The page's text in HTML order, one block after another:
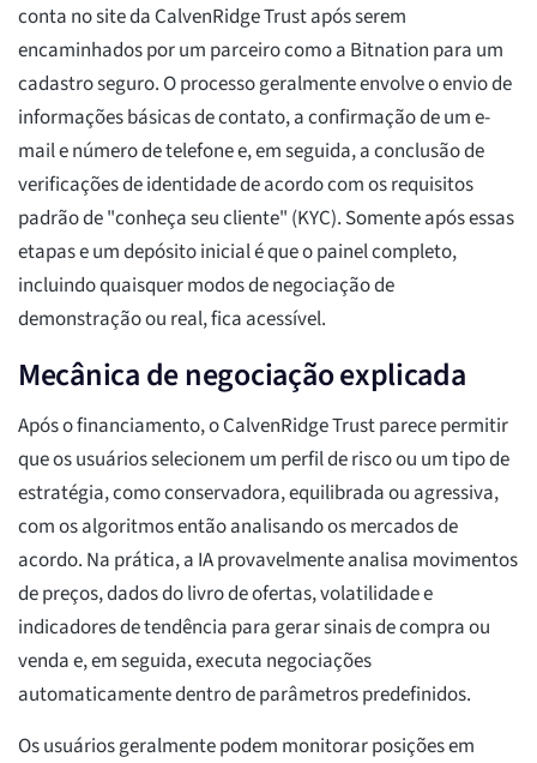
conta no site da CalvenRidge Trust após serem
encaminhados por um parceiro como a Bitnation para um
cadastro seguro. O processo geralmente envolve o envio de
informações básicas de contato, a confirmação de um e-
mail e número de telefone e, em seguida, a conclusão de
verificações de identidade de acordo com os requisitos
padrão de "conheça seu cliente" (KYC). Somente após essas
etapas e um depósito inicial é que o painel completo,
incluindo quaisquer modos de negociação de
demonstração ou real, fica acessível.
Mecânica de negociação explicada
Após o financiamento, o CalvenRidge Trust parece permitir
que os usuários selecionem um perfil de risco ou um tipo de
estratégia, como conservadora, equilibrada ou agressiva,
com os algoritmos então analisando os mercados de
acordo. Na prática, a IA provavelmente analisa movimentos
de preços, dados do livro de ofertas, volatilidade e
indicadores de tendência para gerar sinais de compra ou
venda e, em seguida, executa negociações
automaticamente dentro de parâmetros predefinidos.
Os usuários geralmente podem monitorar posições em